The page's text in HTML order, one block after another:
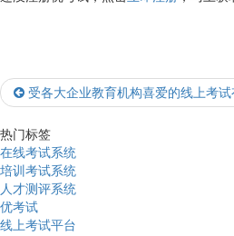
受各大企业教育机构喜爱的线上考
热门标签
在线考试系统
培训考试系统
人才测评系统
优考试
线上考试平台